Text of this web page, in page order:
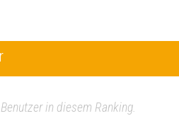
in diesem Ranking.